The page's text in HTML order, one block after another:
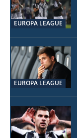
EUROPA LEAGUE
EUROPA LEAGUE